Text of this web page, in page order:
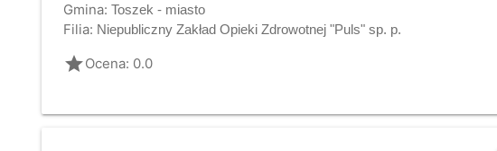
Gmina: Toszek - miasto
Filia: Niepubliczny Zakład Opieki Zdrowotnej "Puls" sp. p.
gradeOcena: 0.0